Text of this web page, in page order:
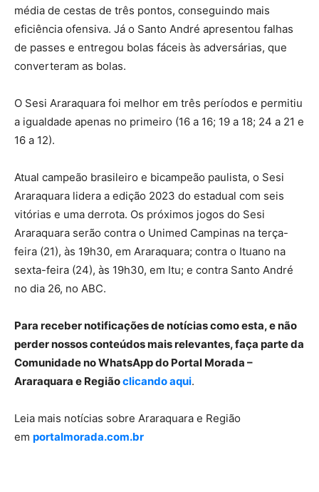
média de cestas de três pontos, conseguindo mais
eficiência ofensiva. Já o Santo André apresentou falhas
de passes e entregou bolas fáceis às adversárias, que
converteram as bolas.
O Sesi Araraquara foi melhor em três períodos e permitiu
a igualdade apenas no primeiro (16 a 16; 19 a 18; 24 a 21 e
16 a 12).
Atual campeão brasileiro e bicampeão paulista, o Sesi
Araraquara lidera a edição 2023 do estadual com seis
vitórias e uma derrota. Os próximos jogos do Sesi
Araraquara serão contra o Unimed Campinas na terça-
feira (21), às 19h30, em Araraquara; contra o Ituano na
sexta-feira (24), às 19h30, em Itu; e contra Santo André
no dia 26, no ABC.
Para receber notificações de notícias como esta, e não
perder nossos conteúdos mais relevantes, faça parte da
Comunidade no WhatsApp do Portal Morada –
Araraquara e Regiãoclicando aqui.
Leia mais notícias sobre Araraquara e Região
em portalmorada.com.br